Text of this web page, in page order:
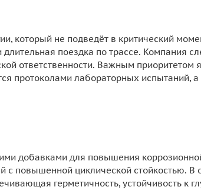
который не подведёт в критический
поездка по трассе. Компания
ответственности. Важным приоритетом
протоколами лабораторных испытаний, а
добавками для повышения
с повышенной циклической стойкостью. В
герметичность, устойчивость к